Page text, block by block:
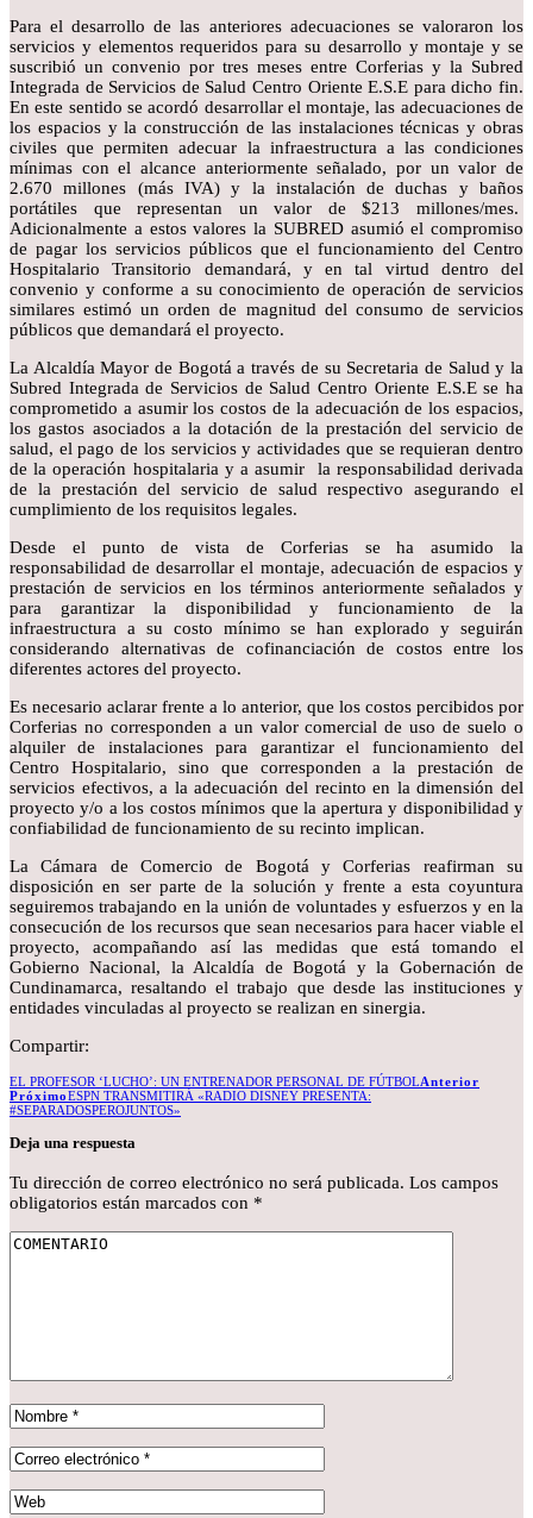
Para el desarrollo de las anteriores adecuaciones se valoraron los
servicios y elementos requeridos para su desarrollo y montaje y se
suscribió un convenio por tres meses entre Corferias y la Subred
Integrada de Servicios de Salud Centro Oriente E.S.E para dicho fin.
En este sentido se acordó desarrollar el montaje, las adecuaciones de
los espacios y la construcción de las instalaciones técnicas y obras
civiles que permiten adecuar la infraestructura a las condiciones
mínimas con el alcance anteriormente señalado, por un valor de
2.670 millones (más IVA) y la instalación de duchas y baños
portátiles que representan un valor de $213 millones/mes.
Adicionalmente a estos valores la SUBRED asumió el compromiso
de pagar los servicios públicos que el funcionamiento del Centro
Hospitalario Transitorio demandará, y en tal virtud dentro del
convenio y conforme a su conocimiento de operación de servicios
similares estimó un orden de magnitud del consumo de servicios
públicos que demandará el proyecto.
La Alcaldía Mayor de Bogotá a través de su Secretaria de Salud y la
Subred Integrada de Servicios de Salud Centro Oriente E.S.E se ha
comprometido a asumir los costos de la adecuación de los espacios,
los gastos asociados a la dotación de la prestación del servicio de
salud, el pago de los servicios y actividades que se requieran dentro
de la operación hospitalaria y a asumir la responsabilidad derivada
de la prestación del servicio de salud respectivo asegurando el
cumplimiento de los requisitos legales.
Desde el punto de vista de Corferias se ha asumido la
responsabilidad de desarrollar el montaje, adecuación de espacios y
prestación de servicios en los términos anteriormente señalados y
para garantizar la disponibilidad y funcionamiento de la
infraestructura a su costo mínimo se han explorado y seguirán
considerando alternativas de cofinanciación de costos entre los
diferentes actores del proyecto.
Es necesario aclarar frente a lo anterior, que los costos percibidos por
Corferias no corresponden a un valor comercial de uso de suelo o
alquiler de instalaciones para garantizar el funcionamiento del
Centro Hospitalario, sino que corresponden a la prestación de
servicios efectivos, a la adecuación del recinto en la dimensión del
proyecto y/o a los costos mínimos que la apertura y disponibilidad y
confiabilidad de funcionamiento de su recinto implican.
La Cámara de Comercio de Bogotá y Corferias reafirman su
disposición en ser parte de la solución y frente a esta coyuntura
seguiremos trabajando en la unión de voluntades y esfuerzos y en la
consecución de los recursos que sean necesarios para hacer viable el
proyecto, acompañando así las medidas que está tomando el
Gobierno Nacional, la Alcaldía de Bogotá y la Gobernación de
Cundinamarca, resaltando el trabajo que desde las instituciones y
entidades vinculadas al proyecto se realizan en sinergia.
Compartir:
EL PROFESOR ‘LUCHO’: UN ENTRENADOR PERSONAL DE FÚTBOLAnterior
PróximoESPN TRANSMITIRÁ «RADIO DISNEY PRESENTA:
#SEPARADOSPEROJUNTOS»
Deja una respuesta
Tu dirección de correo electrónico no será publicada. Los campos
obligatorios están marcados con *